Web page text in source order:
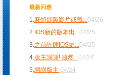
最新回應
1.麻煩錄製影片或截...04/26
2.IOS新的版本出...04/25
3.之前許願IOS鍵...04/25
4.版主謝謝! 雖然...04/24
5.謝謝版主 04/24